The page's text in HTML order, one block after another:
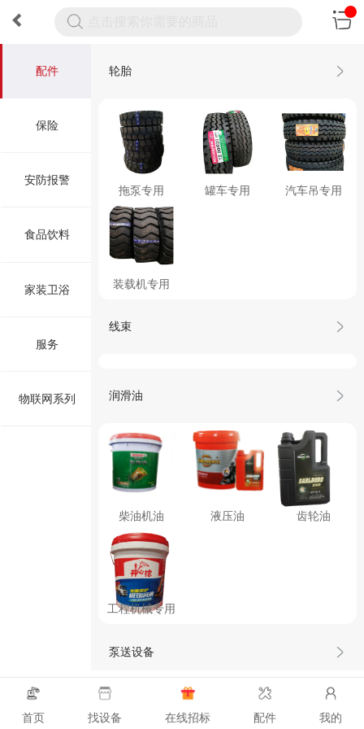
配件
保险
安防报警
食品饮料
家装卫浴
服务
物联网系列
轮胎
拖泵专用 罐车专用 汽车吊专用
装载机专用
线束
润滑油
柴油机油 液压油 齿轮油
工程机械专用
泵送设备
首页 找设备 在线招标 配件 我的